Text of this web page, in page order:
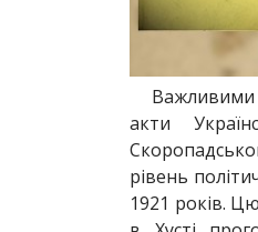
Важливими
акти
рівень
1921 років.